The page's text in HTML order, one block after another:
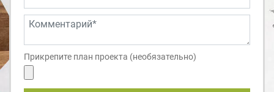
Прикрепите план проекта (необязательно)